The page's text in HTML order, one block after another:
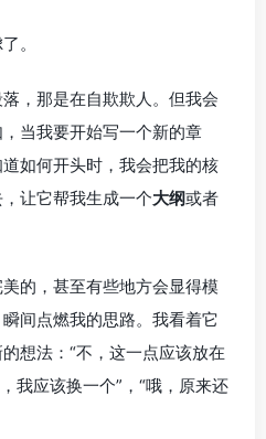
。
，那是在自欺欺人。但我会
，当我要开始写一个新的章
如何开头时，我会把我的核
让它帮我生成一个大纲或者
的，甚至有些地方会显得模
间点燃我的思路。我看着它
想法：“不，这一点应该放在
我应该换一个”，“哦，原来还